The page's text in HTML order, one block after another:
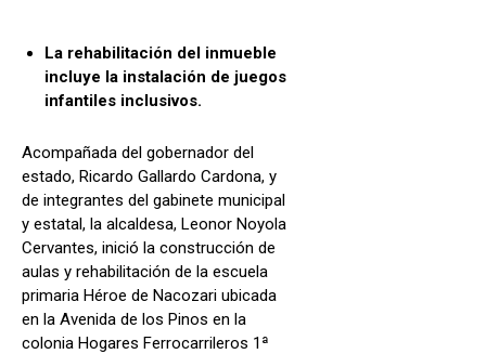
La rehabilitación del inmueble
incluye la instalación de juegos
infantiles inclusivos.
Acompañada del gobernador del
estado, Ricardo Gallardo Cardona, y
de integrantes del gabinete municipal
y estatal, la alcaldesa, Leonor Noyola
Cervantes, inició la construcción de
aulas y rehabilitación de la escuela
primaria Héroe de Nacozari ubicada
en la Avenida de los Pinos en la
colonia Hogares Ferrocarrileros 1ª